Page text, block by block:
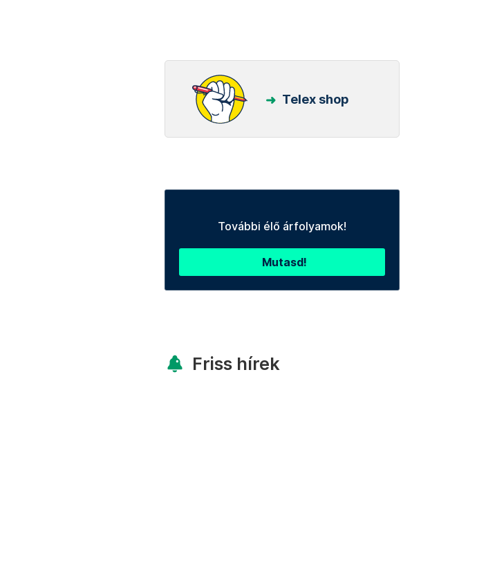
Telex shop
További élő árfolyamok!
Mutasd!
Friss hírek